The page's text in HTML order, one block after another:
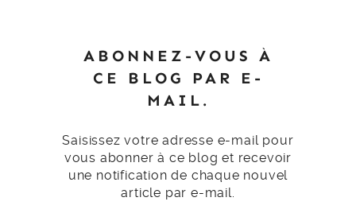
ABONNEZ-VOUS À
CE BLOG PAR E-
MAIL.
Saisissez votre adresse e-mail pour
vous abonner à ce blog et recevoir
une notification de chaque nouvel
article par e-mail.